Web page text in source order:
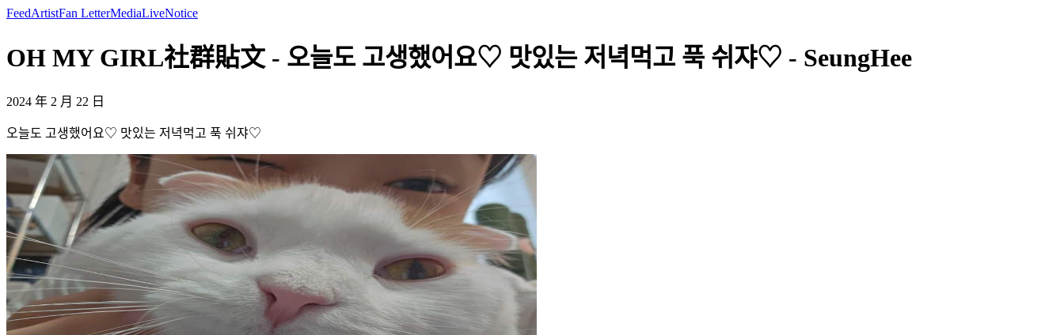
FeedArtistFan LetterMediaLiveNotice
OH MY GIRL社群貼文 - 오늘도 고생했어요♡ 맛있는 저녁먹고 푹 쉬쟈♡ - SeungHee
2024 年 2 月 22 日
오늘도 고생했어요♡ 맛있는 저녁먹고 푹 쉬쟈♡